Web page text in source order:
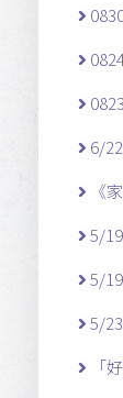
6/
《
5/
5/
5/
「